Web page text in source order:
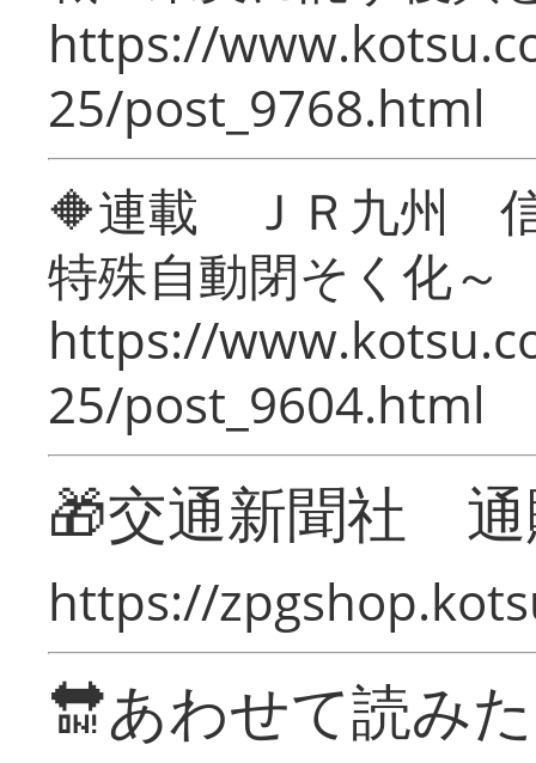
https://
25/post_9768.html
🔶連載 ＪＲ九州 信
特殊自動閉そく化～
https://
25/post_9604.html
🎁交通新聞社
https://
🔛あわせて読み